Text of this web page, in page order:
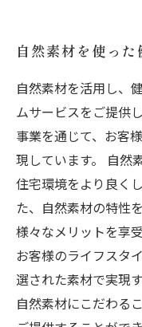
自然素材を使った
自然素材を活用し、
ムサービスをご提供
事業を通じて、お客
現しています。 自然
住宅環境をより良く
た、自然素材の特性
様々なメリットを享
お客様のライフスタ
選された素材で実現
自然素材にこだわる